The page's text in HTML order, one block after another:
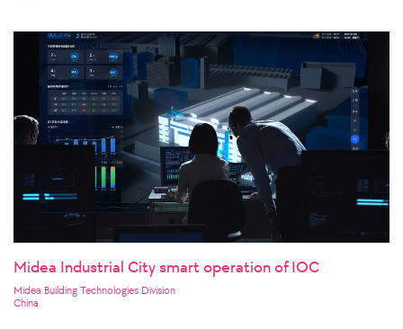
Midea Industrial City smart operation of IOC
Midea Building Technologies Division
China